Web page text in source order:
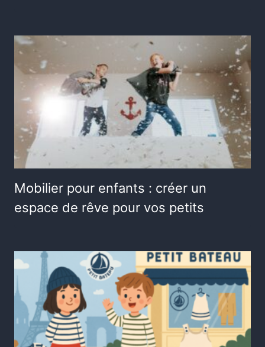
Mobilier pour enfants : créer un
espace de rêve pour vos petits